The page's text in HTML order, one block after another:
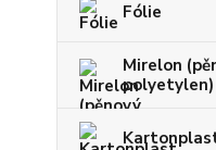
Fólie
Mirelon
polyetylen)